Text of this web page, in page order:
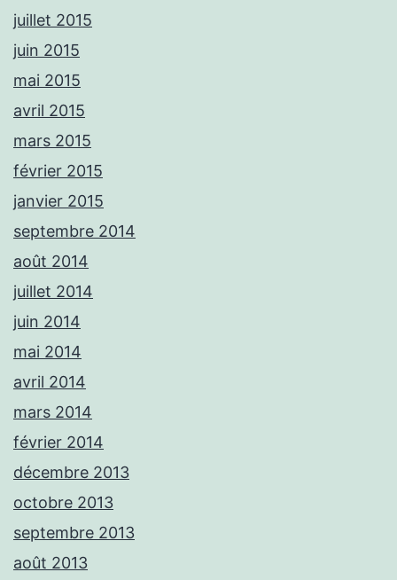
juillet 2015
juin 2015
mai 2015
avril 2015
mars 2015
février 2015
janvier 2015
septembre 2014
août 2014
juillet 2014
juin 2014
mai 2014
avril 2014
mars 2014
février 2014
décembre 2013
octobre 2013
septembre 2013
août 2013